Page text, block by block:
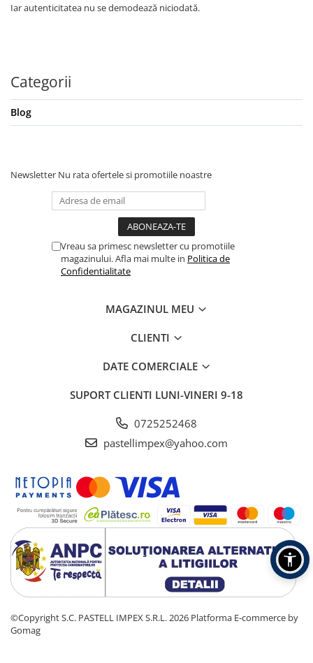
Iar autenticitatea nu se demodează niciodată.
Categorii
Blog
Newsletter Nu rata ofertele si promotiile noastre
Vreau sa primesc newsletter cu promotiile
magazinului. Afla mai multe in Politica de
Confidentialitate
MAGAZINUL MEU
CLIENTI
DATE COMERCIALE
SUPORT CLIENTI LUNI-VINERI 9-18
0725252468
pastellimpex@yahoo.com
©Copyright S.C. PASTELL IMPEX S.R.L. 2026 Platforma E-commerce by
Gomag